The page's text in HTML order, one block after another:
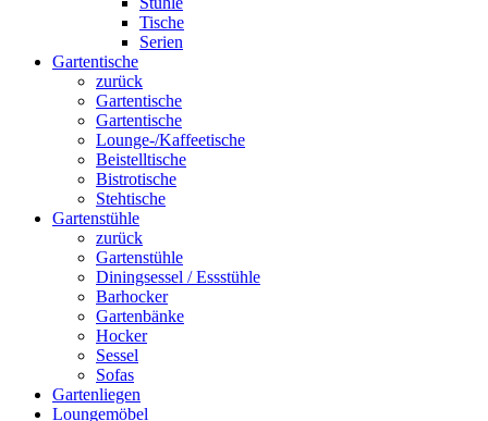
Tische
Serien
Gartentische
zurück
Gartentische
Gartentische
Lounge-/Kaffeetische
Beistelltische
Bistrotische
Stehtische
Gartenstühle
zurück
Gartenstühle
Diningsessel / Essstühle
Barhocker
Gartenbänke
Hocker
Sessel
Sofas
Gartenliegen
Loungemöbel